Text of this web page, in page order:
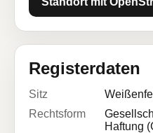
Registerdaten
Sitz
Rechtsform
Haftung